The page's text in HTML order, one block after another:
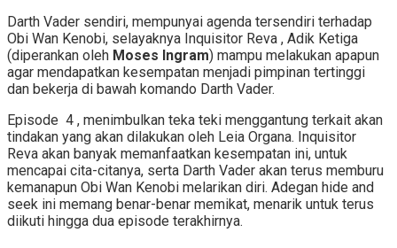
Darth Vader sendiri, mempunyai agenda tersendiri terhadap
Obi Wan Kenobi, selayaknya Inquisitor Reva , Adik Ketiga
(diperankan oleh Moses Ingram) mampu melakukan apapun
agar mendapatkan kesempatan menjadi pimpinan tertinggi
dan bekerja di bawah komando Darth Vader.
Episode 4 , menimbulkan teka teki menggantung terkait akan
tindakan yang akan dilakukan oleh Leia Organa. Inquisitor
Reva akan banyak memanfaatkan kesempatan ini, untuk
mencapai cita-citanya, serta Darth Vader akan terus memburu
kemanapun Obi Wan Kenobi melarikan diri. Adegan hide and
seek ini memang benar-benar memikat, menarik untuk terus
diikuti hingga dua episode terakhirnya.